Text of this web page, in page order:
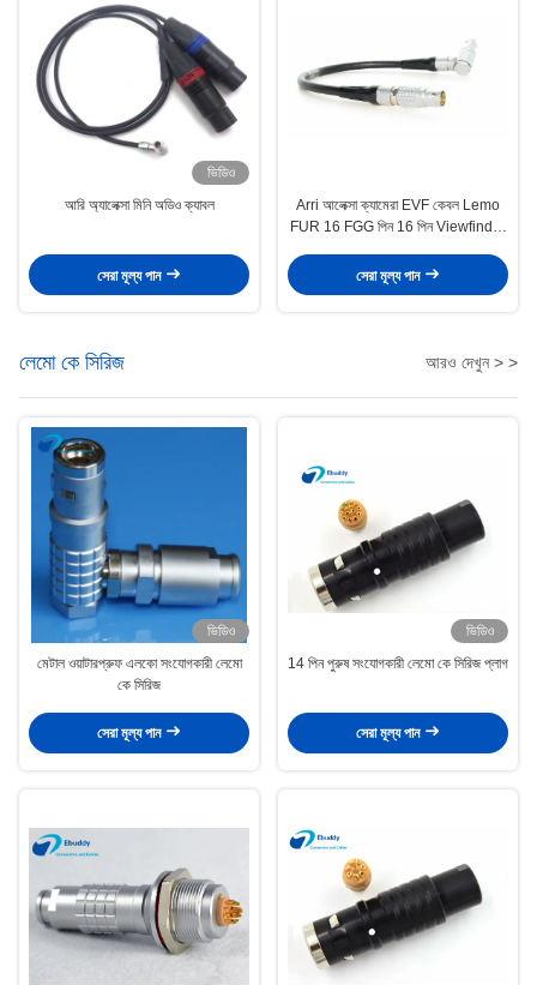
ভিডিও
আরি অ্যালেক্সা মিনি অডিও ক্যাবল
সেরা মূল্য পান
Arri আলেক্সা ক্যামেরা EVF কেবল Lemo
FUR 16 FGG পিন 16 পিন Viewfinder
সেরা মূল্য পান
লেমো কে সিরিজ আরও দেখুন > >
ভিডিও
মেটাল ওয়াটারপ্রুফ এলকো সংযোগকারী লেমো
কে সিরিজ
সেরা মূল্য পান
ভিডিও
14 পিন পুরুষ সংযোগকারী লেমো কে সিরিজ প্লাগ
সেরা মূল্য পান